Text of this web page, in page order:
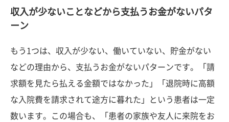
収入が少ないことなどから支払うお金がないパタ
ーン
もう1つは、収入が少ない、働いていない、貯金がない
などの理由から、支払うお金がないパターンです。「請
求額を見たら払える金額ではなかった」「退院時に高額
な入院費を請求されて途方に暮れた」という患者は一定
数います。この場合も、「患者の家族や友人に来院をお